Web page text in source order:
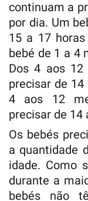
continuam a
por dia. Um
15 a 17
bebé de 1 a 4
Dos 4 aos 12
precisar de 14
4 aos 12
precisar de 14
Os bebés
a quantidade
idade. Como
durante a
bebés não